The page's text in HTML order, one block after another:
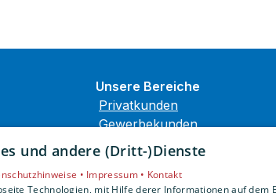
Unsere Bereiche
Privatkunden
Gewerbekunden
Karriere
Unternehmen
Kontakt
und andere (Dritt-)Dienste
• Impressum • Kontakt
Technologien, mit Hilfe derer Informationen auf dem